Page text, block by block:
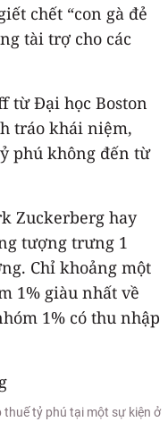
chết “con gà đẻ
tài trợ cho các
từ Đại học Boston
tráo khái niệm,
phú không đến từ
Zuckerberg hay
tượng trưng 1
Chỉ khoảng một
1% giàu nhất về
1% có thu nhập
thuế tỷ phú tại một sự kiện ở